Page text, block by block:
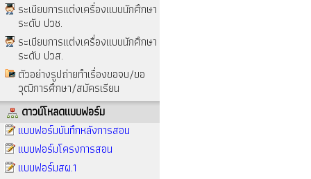
ระเบียบการแต่งเครื่องแบบนักศึกษา
ระดับ ปวช.
ระเบียบการแต่งเครื่องแบบนักศึกษา
ระดับ ปวส.
ตัวอย่างรูปถ่ายทำเรื่องขอจบ/ขอ
วุฒิการศึกษา/สมัครเรียน
ดาวน์โหลดแบบฟอร์ม
แบบฟอร์มบันทึกหลังการสอน
แบบฟอร์มโครงการสอน
แบบฟอร์มสผ.1